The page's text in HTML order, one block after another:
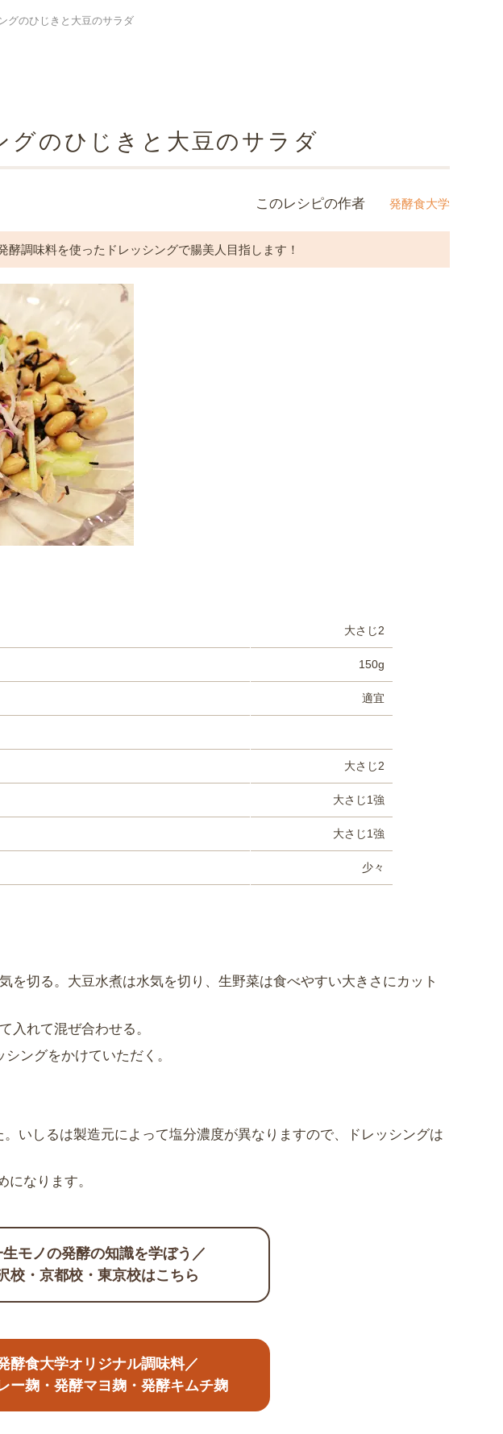
グのひじきと大豆のサラダ
のひじきと大豆のサラダ
このレシピの作者 発酵食大学
調味料を使ったドレッシングで腸美人目指します！
大さじ2
150g
適宜
大さじ2
大さじ1強
大さじ1強
少々
を切る。大豆水煮は水気を切り、生野菜は食べやすい大きさにカット
入れて混ぜ合わせる。
ングをかけていただく。
いしるは製造元によって塩分濃度が異なりますので、ドレッシングは
になります。
生モノの発酵の知識を学ぼう／
校・京都校・東京校はこちら
酵食大学オリジナル調味料／
ー麹・発酵マヨ麹・発酵キムチ麹